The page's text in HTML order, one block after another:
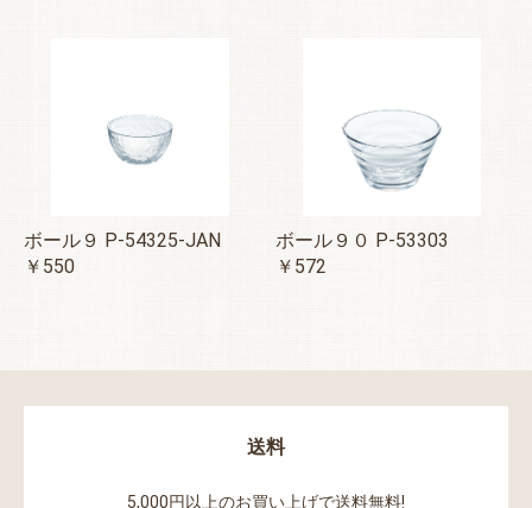
ボール９ P-54325-JAN
￥550
ボール９０ P-53303
￥572
送料
5,000円以上のお買い上げで送料無料!